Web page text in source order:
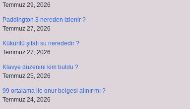
Temmuz 29, 2026
Paddington 3 nereden izlenir ?
Temmuz 27, 2026
Kükürtlü şifalı su nerededir ?
Temmuz 27, 2026
Klavye düzenini kim buldu ?
Temmuz 25, 2026
99 ortalama ile onur belgesi alınır mı ?
Temmuz 24, 2026